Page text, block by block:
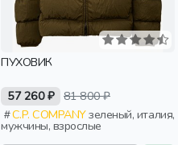
ПУХОВИК
57 260 ₽ 81 800 ₽
C.P. COMPANYзеленый, италия,
мужчины, взрослые